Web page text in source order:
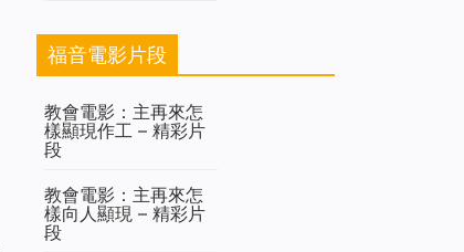
福音電影片段
教會電影：主再來怎
樣顯現作工 – 精彩片
段
教會電影：主再來怎
樣向人顯現 – 精彩片
段